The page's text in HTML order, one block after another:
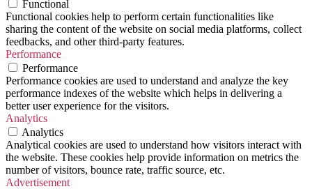
Functional
Functional cookies help to perform certain functionalities like
sharing the content of the website on social media platforms, collect
feedbacks, and other third-party features.
Performance
Performance
Performance cookies are used to understand and analyze the key
performance indexes of the website which helps in delivering a
better user experience for the visitors.
Analytics
Analytics
Analytical cookies are used to understand how visitors interact with
the website. These cookies help provide information on metrics the
number of visitors, bounce rate, traffic source, etc.
Advertisement